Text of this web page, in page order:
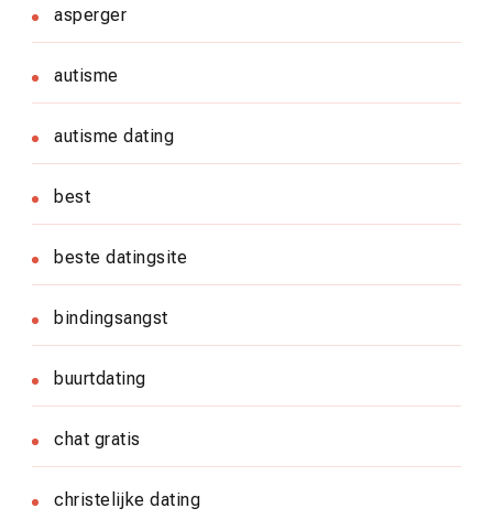
asperger
autisme
autisme dating
best
beste datingsite
bindingsangst
buurtdating
chat gratis
christelijke dating